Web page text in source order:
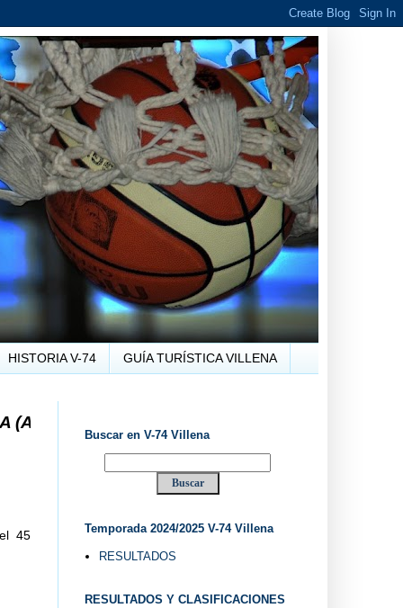
HISTORIA V-74 GUÍA TURÍSTICA VILLENA
V-74 VILLENA DESDE 1.974 ... EL "UVE" ...
45
Buscar en V-74 Villena
Temporada 2024/2025 V-74 Villena
RESULTADOS
RESULTADOS Y CLASIFICACIONES